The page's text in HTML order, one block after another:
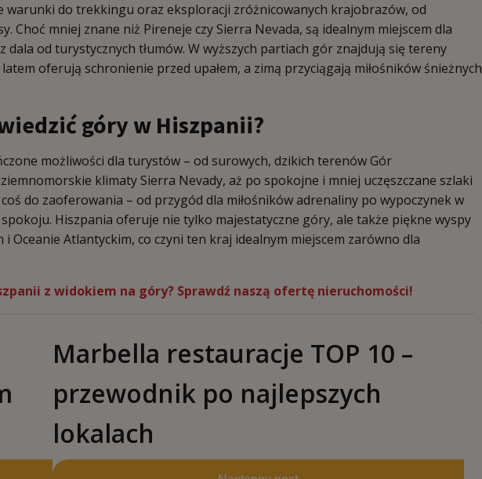
warunki do trekkingu oraz eksploracji zróżnicowanych krajobrazów, od
Choć mniej znane niż Pireneje czy Sierra Nevada, są idealnym miejscem dla
dala od turystycznych tłumów. W wyższych partiach gór znajdują się tereny
oferują schronienie przed upałem, a zimą przyciągają miłośników śnieżnych
góry w Hiszpanii?
możliwości dla turystów – od surowych, dzikich terenów Gór
klimaty Sierra Nevady, aż po spokojne i mniej uczęszczane szlaki
do zaoferowania – od przygód dla miłośników adrenaliny po wypoczynek w
Hiszpania oferuje nie tylko majestatyczne góry, ale także piękne wyspy
Oceanie Atlantyckim, co czyni ten kraj idealnym miejscem zarówno dla
z widokiem na góry? Sprawdź naszą ofertę nieruchomości!
Marbella restauracje TOP 10 –
przewodnik po najlepszych
lokalach